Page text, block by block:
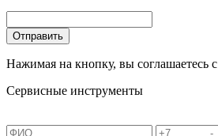
Отправить
Нажимая на кнопку, вы соглашаетесь с
Сервисные инструменты